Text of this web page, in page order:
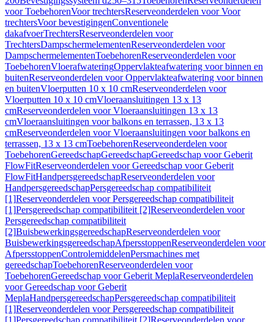
voor ToebehorenVoor trechtersReserveonderdelen voor Voor
trechtersVoor bevestigingenConventionele
dakafvoerTrechtersReserveonderdelen voor
TrechtersDampschermelementenReserveonderdelen voor
DampschermelementenToebehorenReserveonderdelen voor
ToebehorenVloerafwateringOppervlakteafwatering voor binnen en
buitenReserveonderdelen voor Oppervlakteafwatering voor binnen
en buitenVloerputten 10 x 10 cmReserveonderdelen voor
Vloerputten 10 x 10 cmVloeraansluitingen 13 x 13
cmReserveonderdelen voor Vloeraansluitingen 13 x 13
cmVloeraansluitingen voor balkons en terrassen, 13 x 13
cmReserveonderdelen voor Vloeraansluitingen voor balkons en
terrassen, 13 x 13 cmToebehorenReserveonderdelen voor
ToebehorenGereedschapGereedschapGereedschap voor Geberit
FlowFitReserveonderdelen voor Gereedschap voor Geberit
FlowFitHandpersgereedschapReserveonderdelen voor
HandpersgereedschapPersgereedschap compatibiliteit
[1]Reserveonderdelen voor Persgereedschap compatibiliteit
[1]Persgereedschap compatibiliteit [2]Reserveonderdelen voor
Persgereedschap compatibiliteit
[2]BuisbewerkingsgereedschapReserveonderdelen voor
BuisbewerkingsgereedschapAfpersstoppenReserveonderdelen voor
AfpersstoppenControlemiddelenPersmachines met
gereedschapToebehorenReserveonderdelen voor
ToebehorenGereedschap voor Geberit MeplaReserveonderdelen
voor Gereedschap voor Geberit
MeplaHandpersgereedschapPersgereedschap compatibiliteit
[1]Reserveonderdelen voor Persgereedschap compatibiliteit
[1]Persgereedschap compatibiliteit [2]Reserveonderdelen voor